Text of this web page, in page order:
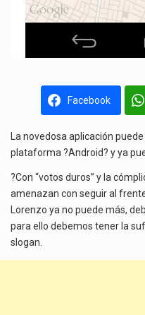
Facebook
La novedosa aplicación
plataforma ?Android? y ya
?Con “votos duros” y la
amenazan con seguir al
Lorenzo ya no puede más,
para ello debemos tener la
slogan.